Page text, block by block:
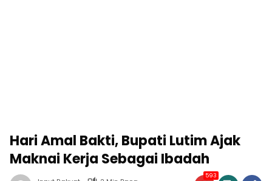
Hari Amal Bakti, Bupati Lutim Ajak
Maknai Kerja Sebagai Ibadah
593